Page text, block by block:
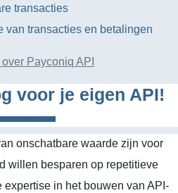
transacties
van transacties en betalingen
Payconiq API
voor je eigen API!
onschatbare waarde zijn voor
willen besparen op repetitieve
expertise in het bouwen van API-